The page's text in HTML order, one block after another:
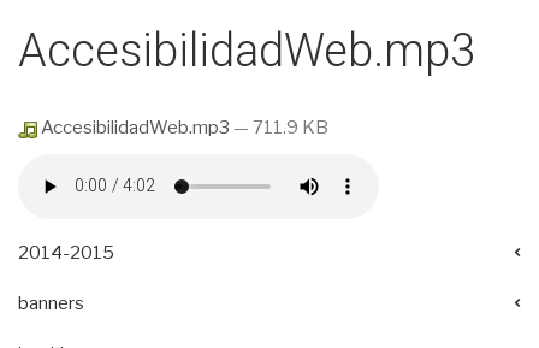
AccesibilidadWeb.mp3
AccesibilidadWeb.mp3 — 711.9 KB
2014-2015
banners